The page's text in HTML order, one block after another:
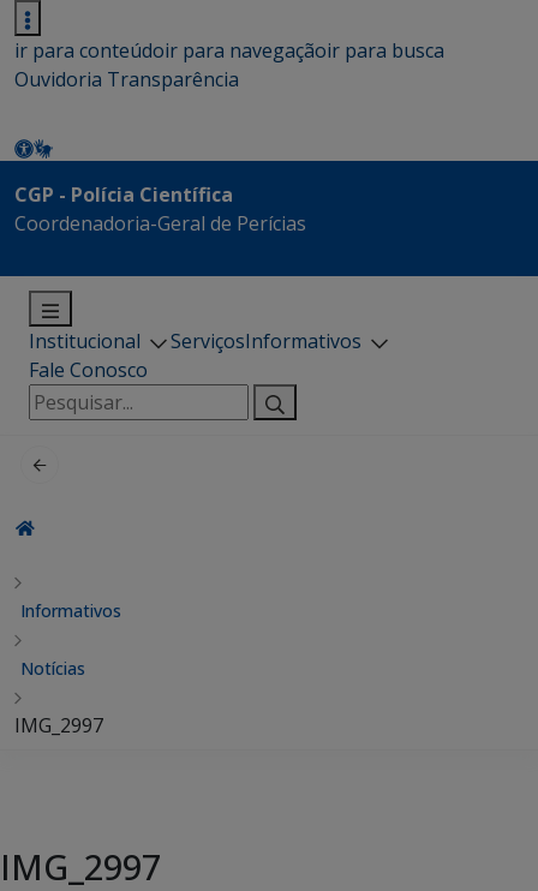
ir para conteúdoir para navegaçãoir para busca
Ouvidoria Transparência
CGP - Polícia Científica
Coordenadoria-Geral de Perícias
Institucional ServiçosInformativos
Fale Conosco
Pesquisar
por:
Informativos
Notícias
IMG_2997
IMG_2997